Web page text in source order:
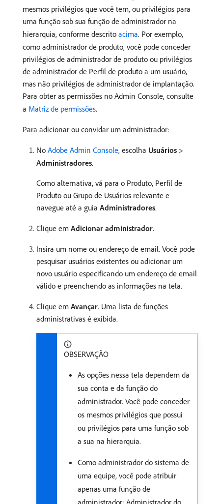
mesmos privilégios que você tem, ou privilégios para
uma função sob sua função de administrador na
hierarquia, conforme descrito acima. Por exemplo,
como administrador de produto, você pode conceder
privilégios de administrador de produto ou privilégios
de administrador de Perfil de produto a um usuário,
mas não privilégios de administrador de implantação.
Para obter as permissões no Admin Console, consulte
a Matriz de permissões.
Para adicionar ou convidar um administrador:
No Adobe Admin Console, escolha Usuários >
Administradores.
Como alternativa, vá para o Produto, Perfil de
Produto ou Grupo de Usuários relevante e
navegue até a guia Administradores.
Clique em Adicionar administrador.
Insira um nome ou endereço de email. Você pode
pesquisar usuários existentes ou adicionar um
novo usuário especificando um endereço de email
válido e preenchendo as informações na tela.
Clique em Avançar. Uma lista de funções
administrativas é exibida.
OBSERVAÇÃO
As opções nessa tela dependem da
sua conta e da função do
administrador. Você pode conceder
os mesmos privilégios que possui
ou privilégios para uma função sob
a sua na hierarquia.
Como administrador do sistema de
uma equipe, você pode atribuir
apenas uma função de